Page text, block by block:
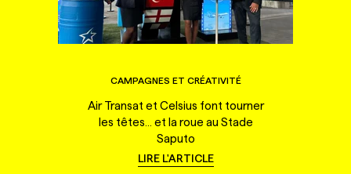
CAMPAGNES ET CRÉATIVITÉ
Air Transat et Celsius font tourner
les têtes... et la roue au Stade
Saputo
LIRE L'ARTICLE